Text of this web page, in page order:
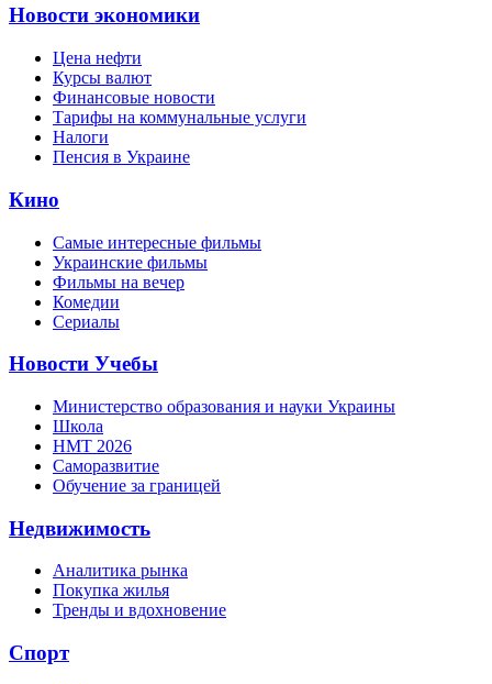
Новости экономики
Цена нефти
Курсы валют
Финансовые новости
Тарифы на коммунальные услуги
Налоги
Пенсия в Украине
Кино
Самые интересные фильмы
Украинские фильмы
Фильмы на вечер
Комедии
Сериалы
Новости Учебы
Министерство образования и науки Украины
Школа
НМТ 2026
Саморазвитие
Обучение за границей
Недвижимость
Аналитика рынка
Покупка жилья
Тренды и вдохновение
Спорт